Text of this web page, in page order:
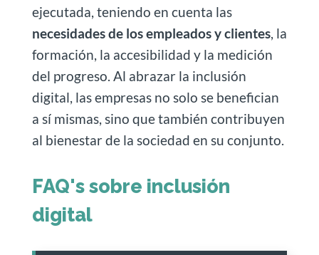
ejecutada, teniendo en cuenta las
necesidades de los empleados y clientes, la
formación, la accesibilidad y la medición
del progreso. Al abrazar la inclusión
digital, las empresas no solo se benefician
a sí mismas, sino que también contribuyen
al bienestar de la sociedad en su conjunto.
FAQ's sobre inclusión
digital